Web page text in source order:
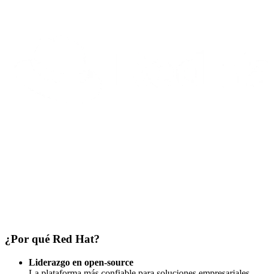
¿Por qué Red Hat?
Liderazgo en open-source